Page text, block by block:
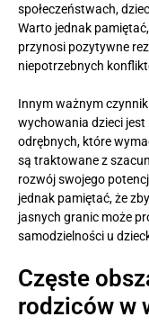
społeczeństwach,
Warto jednak
przynosi pozytywne
niepotrzebnych
Innym ważnym
wychowania dzieci jest
odrębnych, które
są traktowane z
rozwój swojego
jednak pamiętać, że
jasnych granic może
samodzielności u
Częste
rodziców w